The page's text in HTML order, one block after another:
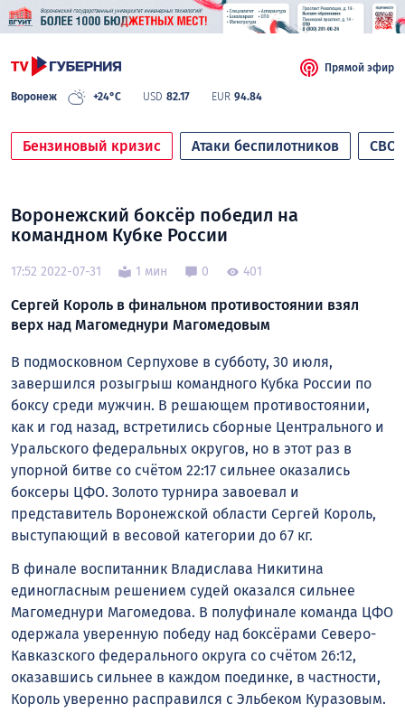
Воронеж +24°C USD 82.17 EUR 94.84
Прямой эфир
Бензиновый кризис Атаки беспилотников СВО
Воронежский боксёр победил на
командном Кубке России
17:52 2022-07-31 1 мин 0 401
Сергей Король в финальном противостоянии взял
верх над Магомеднури Магомедовым
В подмосковном Серпухове в субботу, 30 июля,
завершился розыгрыш командного Кубка России по
боксу среди мужчин. В решающем противостоянии,
как и год назад, встретились сборные Центрального и
Уральского федеральных округов, но в этот раз в
упорной битве со счётом 22:17 сильнее оказались
боксеры ЦФО. Золото турнира завоевал и
представитель Воронежской области Сергей Король,
выступающий в весовой категории до 67 кг.
В финале воспитанник Владислава Никитина
единогласным решением судей оказался сильнее
Магомеднури Магомедова. В полуфинале команда ЦФО
одержала уверенную победу над боксёрами Северо-
Кавказского федерального округа со счётом 26:12,
оказавшись сильнее в каждом поединке, в частности,
Король уверенно расправился с Эльбеком Куразовым.